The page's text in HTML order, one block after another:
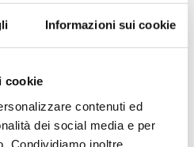
Informazioni sui cookie
cookie
contenuti ed
dei social media e per
Condividiamo inoltre